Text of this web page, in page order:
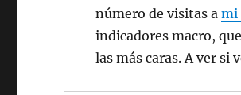
número de visitas ami
indicadores macro,
las más caras. A ver si